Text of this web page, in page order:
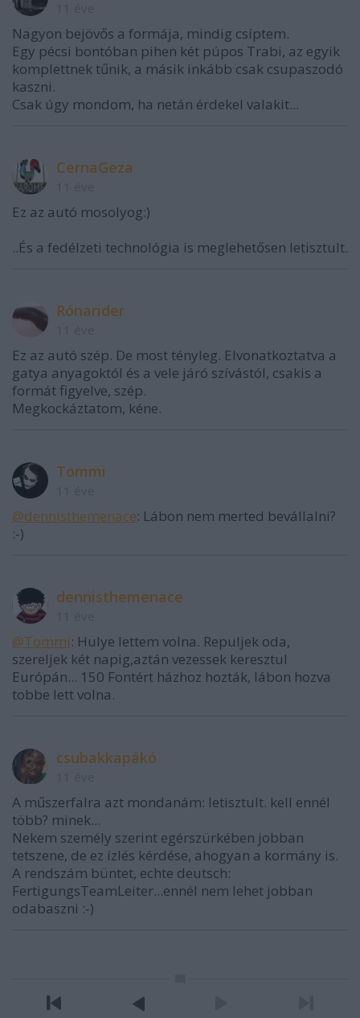
Nagyon bejövős a formája, mindig csíptem.
Egy pécsi bontóban pihen két púpos Trabi, az egyik
komplettnek tűnik, a másik inkább csak csupaszodó
kaszni.
Csak úgy mondom, ha netán érdekel valakit...
CernaGeza
Ez az autó mosolyog:)
..És a fedélzeti technológia is meglehetősen letisztult.
Rónarider
Ez az autó szép. De most tényleg. Elvonatkoztatva a
gatya anyagoktól és a vele járó szívástól, csakis a
formát figyelve, szép.
Megkockáztatom, kéne.
Tommi
@dennisthemenace: Lábon nem merted bevállalni?
:-)
dennisthemenace
@Tommi: Hulye lettem volna. Repuljek oda,
szereljek két napig,aztán vezessek keresztul
Európán... 150 Fontért házhoz hozták, lábon hozva
tobbe lett volna.
csubakkapákó
A műszerfalra azt mondanám: letisztult. kell ennél
több? minek...
Nekem személy szerint egérszürkében jobban
tetszene, de ez ízlés kérdése, ahogyan a kormány is.
A rendszám büntet, echte deutsch:
FertigungsTeamLeiter...ennél nem lehet jobban
odabaszni :-)